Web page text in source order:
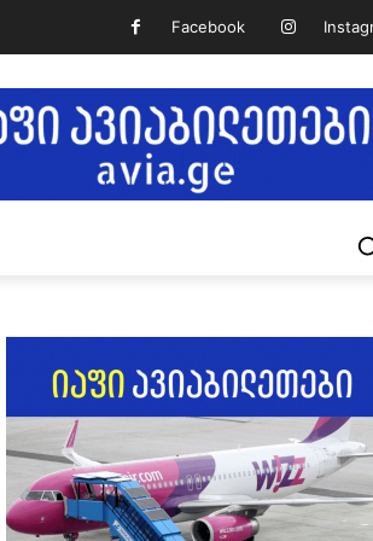
Facebook